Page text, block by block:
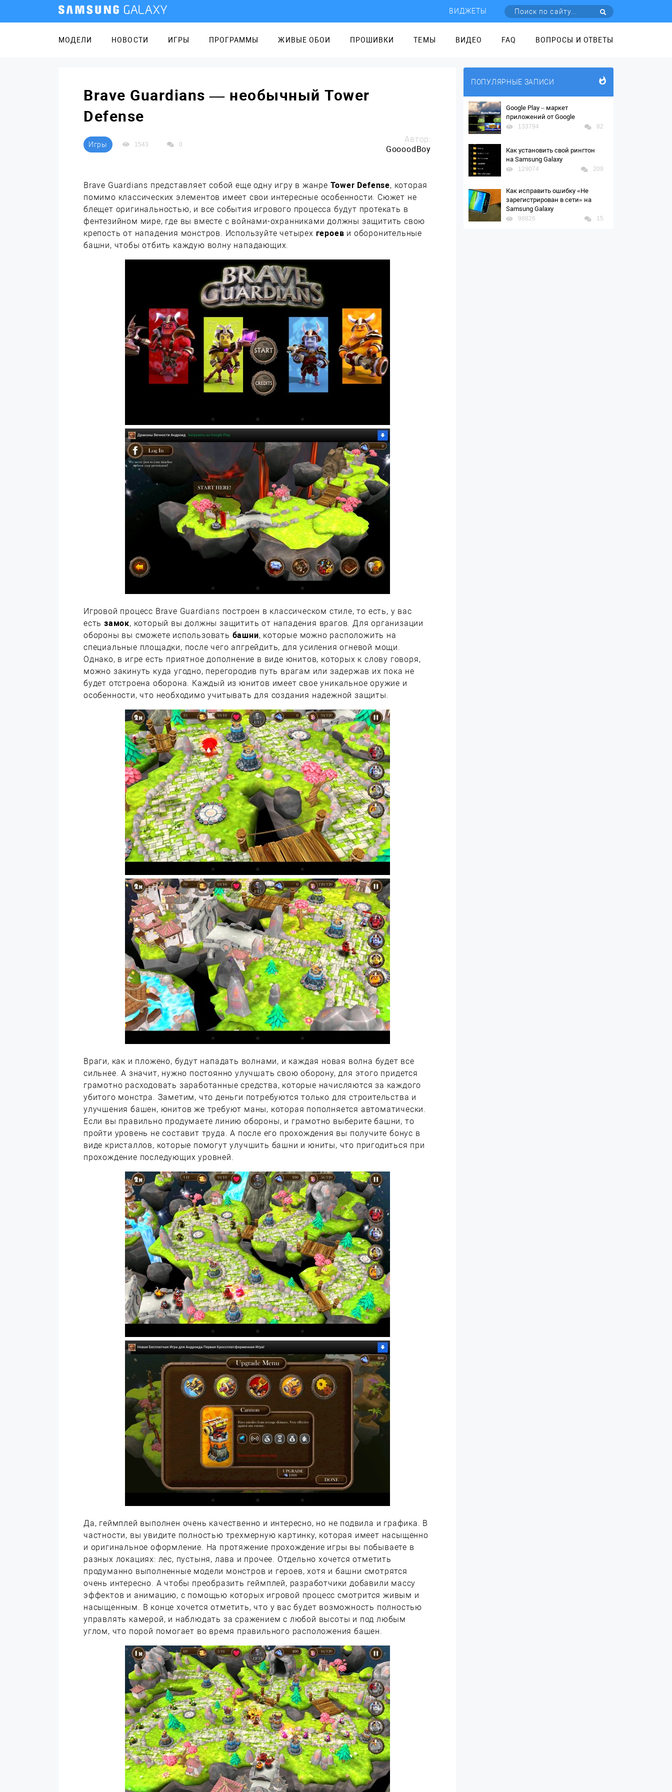
ВИДЖЕТЫ
МОДЕЛИ НОВОСТИ ИГРЫ ПРОГРАММЫ ЖИВЫЕ ОБОИ ПРОШИВКИ ТЕМЫ ВИДЕО FAQ ВОПРОСЫ И ОТВЕТЫ
Brave Guardians — необычный Tower
Defense
Игры 1543 0
Автор:
GoooodBoy
Brave Guardians представляет собой еще одну игру в жанре Tower Defense, которая
помимо классических элементов имеет свои интересные особенности. Сюжет не
блещет оригинальностью, и все события игрового процесса будут протекать в
фентезийном мире, где вы вместе с войнами-охранниками должны защитить свою
крепость от нападения монстров. Используйте четырех героев и оборонительные
башни, чтобы отбить каждую волну нападающих.
Игровой процесс Brave Guardians построен в классическом стиле, то есть, у вас
есть замок, который вы должны защитить от нападения врагов. Для организации
обороны вы сможете использовать башни, которые можно расположить на
специальные площадки, после чего апгрейдить, для усиления огневой мощи.
Однако, в игре есть приятное дополнение в виде юнитов, которых к слову говоря,
можно закинуть куда угодно, перегородив путь врагам или задержав их пока не
будет отстроена оборона. Каждый из юнитов имеет свое уникальное оружие и
особенности, что необходимо учитывать для создания надежной защиты.
Враги, как и пложено, будут нападать волнами, и каждая новая волна будет все
сильнее. А значит, нужно постоянно улучшать свою оборону, для этого придется
грамотно расходовать заработанные средства, которые начисляются за каждого
убитого монстра. Заметим, что деньги потребуются только для строительства и
улучшения башен, юнитов же требуют маны, которая пополняется автоматически.
Если вы правильно продумаете линию обороны, и грамотно выберите башни, то
пройти уровень не составит труда. А после его прохождения вы получите бонус в
виде кристаллов, которые помогут улучшить башни и юниты, что пригодиться при
прохождение последующих уровней.
Да, геймплей выполнен очень качественно и интересно, но не подвила и графика. В
частности, вы увидите полностью трехмерную картинку, которая имеет насыщенно
и оригинальное оформление. На протяжение прохождение игры вы побываете в
разных локациях: лес, пустыня, лава и прочее. Отдельно хочется отметить
продуманно выполненные модели монстров и героев, хотя и башни смотрятся
очень интересно. А чтобы преобразить геймплей, разработчики добавили массу
эффектов и анимацию, с помощью которых игровой процесс смотрится живым и
насыщенным. В конце хочется отметить, что у вас будет возможность полностью
управлять камерой, и наблюдать за сражением с любой высоты и под любым
углом, что порой помогает во время правильного расположения башен.
ПОПУЛЯРНЫЕ ЗАПИСИ
Google Play – маркет
приложений от Google
133794 82
Как установить свой рингтон
на Samsung Galaxy
129074 209
Как исправить ошибку «Не
зарегистрирован в сети» на
Samsung Galaxy
98826 15